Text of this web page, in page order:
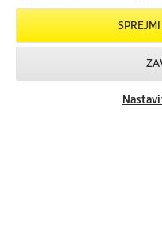
Iskanje trgovcev
Zemljevid spletne strani
Smernice za družbena omrežja